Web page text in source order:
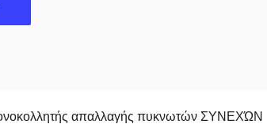
απαλλαγής πυκνωτών ΣΥΝΕΧΏΝ